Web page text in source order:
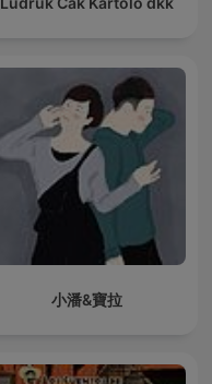
小潘&寶拉